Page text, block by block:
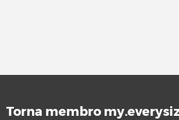
Torna membro